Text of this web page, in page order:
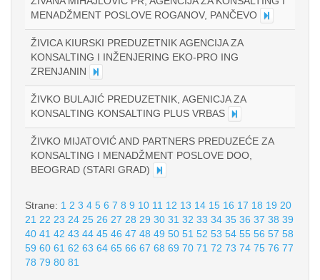
MENADŽMENT POSLOVE ROGANOV, PANČEVO
ŽIVICA KIURSKI PREDUZETNIK AGENCIJA ZA
KONSALTING I INŽENJERING EKO-PRO ING
ZRENJANIN
ŽIVKO BULAJIĆ PREDUZETNIK, AGENICJA ZA
KONSALTING KONSALTING PLUS VRBAS
ŽIVKO MIJATOVIĆ AND PARTNERS PREDUZEĆE ZA
KONSALTING I MENADŽMENT POSLOVE DOO,
BEOGRAD (STARI GRAD)
Strane: 1 2 3 4 5 6 7 8 9 10 11 12 13 14 15 16 17 18 19 20
21 22 23 24 25 26 27 28 29 30 31 32 33 34 35 36 37 38 39
40 41 42 43 44 45 46 47 48 49 50 51 52 53 54 55 56 57 58
59 60 61 62 63 64 65 66 67 68 69 70 71 72 73 74 75 76 77
78 79 80 81